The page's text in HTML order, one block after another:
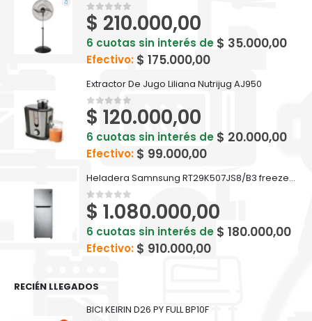
0out of 5
$ 210.000,00
6 cuotas sin interés de $ 35.000,00
Efectivo: $ 175.000,00
Extractor De Jugo Liliana Nutrijug AJ950
0out of 5
$ 120.000,00
6 cuotas sin interés de $ 20.000,00
Efectivo: $ 99.000,00
Heladera Samnsung RT29K507JS8/B3 freezer superior Twin Cooling Plus 299 L
0out of 5
$ 1.080.000,00
6 cuotas sin interés de $ 180.000,00
Efectivo: $ 910.000,00
RECIÉN LLEGADOS
BICI KEIRIN D26 PY FULL BP10F